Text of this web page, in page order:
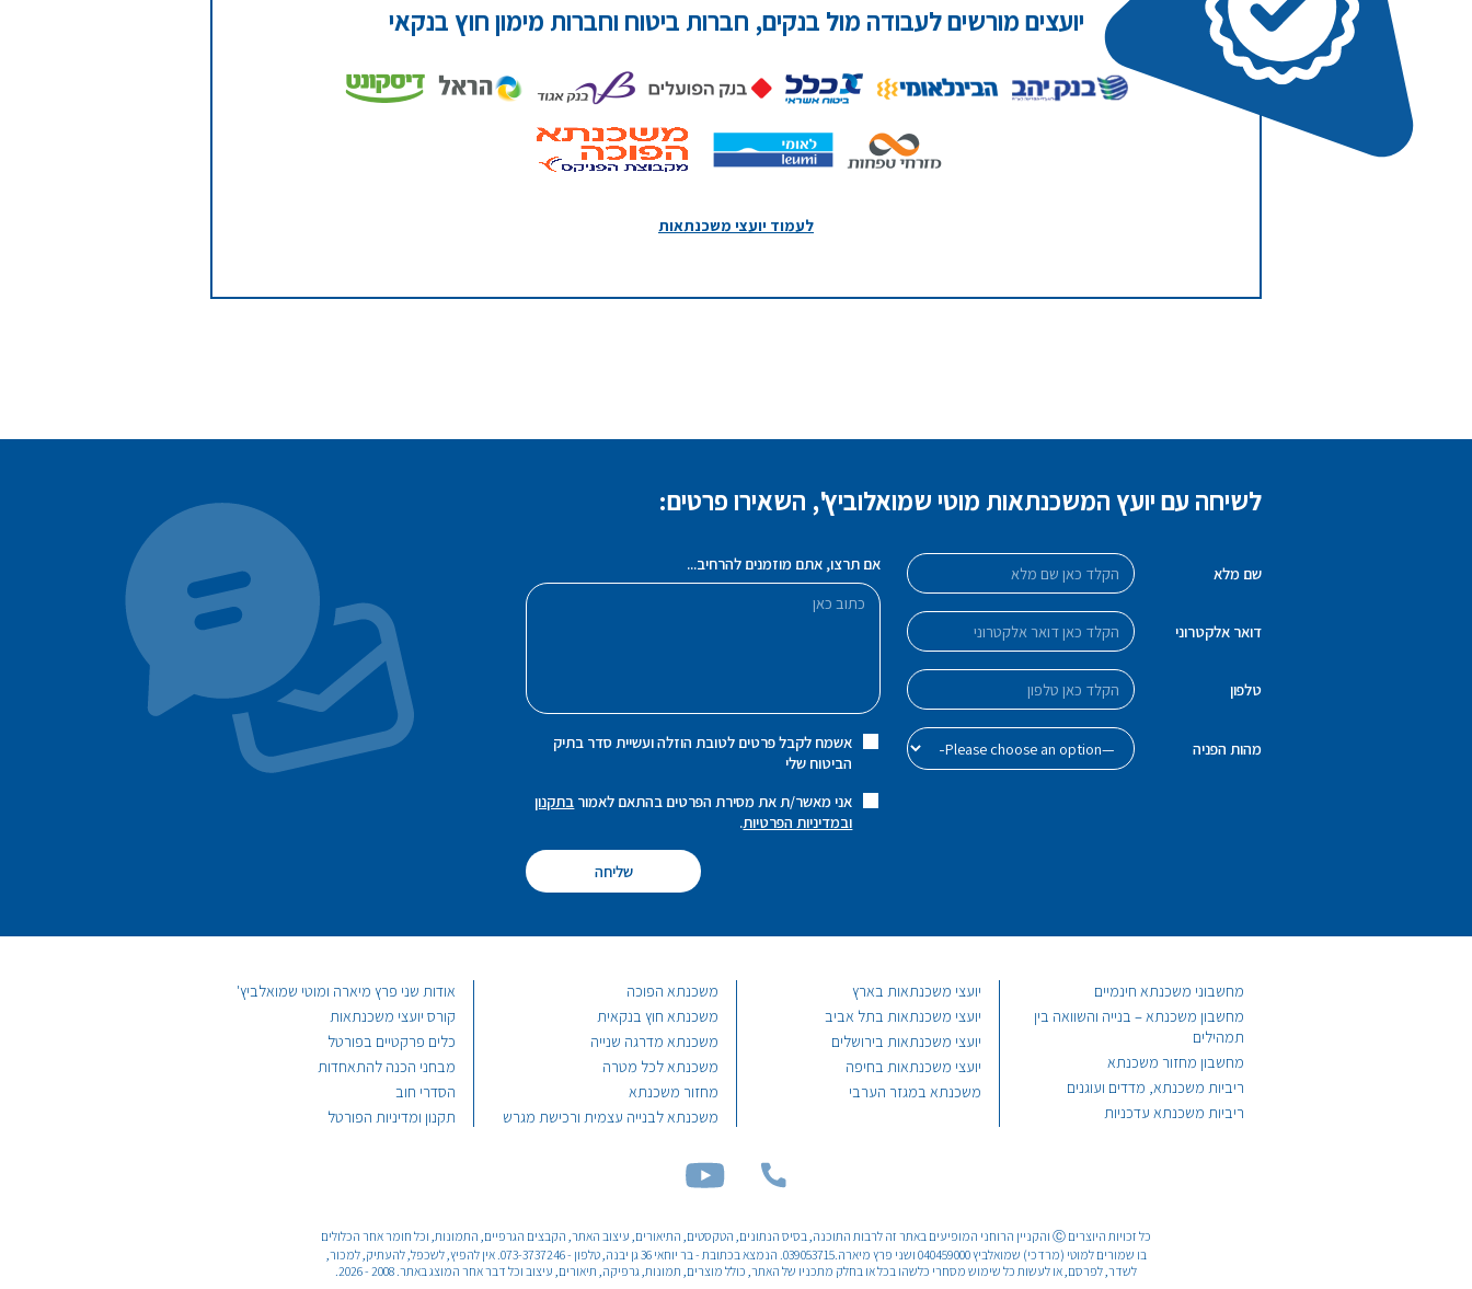
יועצים מורשים לעבודה מול בנקים, חברות ביטוח וחברות מימון חוץ בנקאי
לעמוד יועצי משכנתאות
לשיחה עם יועץ המשכנתאות מוטי שמואלוביץ', השאירו פרטים:
שם מלא
דואר אלקטרוני
טלפון
מהות הפניה
אם תרצו, אתם מוזמנים להרחיב...
אשמח לקבל פרטים לטובת הוזלה ועשיית סדר בתיק
הביטוח שלי
אני מאשר/ת את מסירת הפרטים בהתאם לאמור בתקנון
ובמדיניות הפרטיות.
מחשבוני משכנתא חינמיים
מחשבון משכנתא – בנייה והשוואה בין
תמהילים
מחשבון מחזור משכנתא
ריביות משכנתא, מדדים ועוגנים
ריביות משכנתא עדכניות
יועצי משכנתאות בארץ
יועצי משכנתאות בתל אביב
יועצי משכנתאות בירושלים
יועצי משכנתאות בחיפה
משכנתא במגזר הערבי
משכנתא הפוכה
משכנתא חוץ בנקאית
משכנתא מדרגה שנייה
משכנתא לכל מטרה
מחזור משכנתא
משכנתא לבנייה עצמית ורכישת מגרש
אודות שני פרץ מיארה ומוטי שמואלביץ'
קורס יועצי משכנתאות
כלים פרקטיים בפורטל
מבחני הכנה להתאחדות
הסדרי חוב
תקנון ומדיניות הפורטל
כל זכויות היוצרים Ⓒ והקניין הרוחני המופיעים באתר זה לרבות התוכנה, בסיס הנתונים, הטקסטים, התיאורים, עיצוב האתר, הקבצים הגרפיים, התמונות, וכל חומר אחר הכלולים
בו שמורים למוטי (מרדכי) שמואלביץ 040459000 ושני פרץ מיארה.039053715. הנמצא בכתובת - בר יוחאי 36 גן יבנה, טלפון - 073-3737246. אין להפיץ, לשכפל, להעתיק, למכור,
לשדר, לפרסם, או לעשות כל שימוש מסחרי כלשהו בכל או בחלק מתכניו של האתר, כולל מוצרים, תמונות, גרפיקה, תיאורים, עיצוב וכל דבר אחר המוצג באתר. 2008 - 2026.